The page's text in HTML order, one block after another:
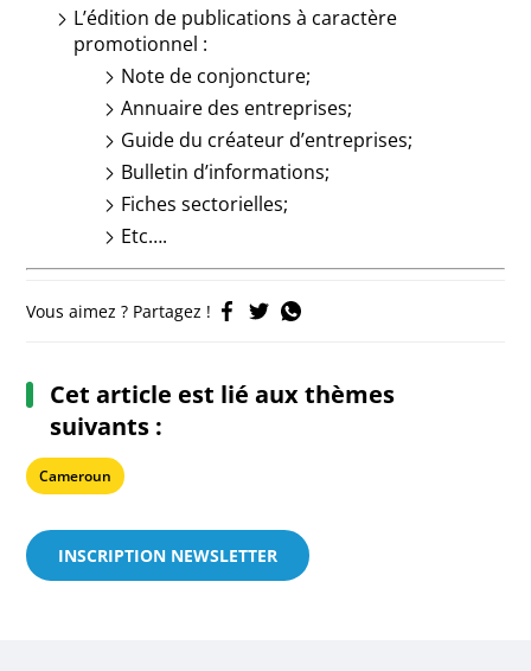
L’édition de publications à caractère
promotionnel :
Note de conjoncture;
Annuaire des entreprises;
Guide du créateur d’entreprises;
Bulletin d’informations;
Fiches sectorielles;
Etc….
Vous aimez ? Partagez !
Cet article est lié aux thèmes
suivants :
Cameroun
INSCRIPTION NEWSLETTER